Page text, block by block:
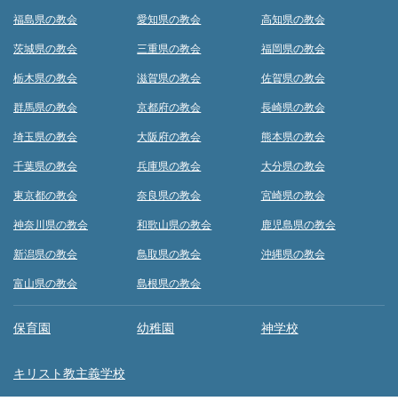
福島県の教会
茨城県の教会
栃木県の教会
群馬県の教会
埼玉県の教会
千葉県の教会
東京都の教会
神奈川県の教会
新潟県の教会
富山県の教会
愛知県の教会
三重県の教会
滋賀県の教会
京都府の教会
大阪府の教会
兵庫県の教会
奈良県の教会
和歌山県の教会
鳥取県の教会
島根県の教会
高知県の教会
福岡県の教会
佐賀県の教会
長崎県の教会
熊本県の教会
大分県の教会
宮崎県の教会
鹿児島県の教会
沖縄県の教会
保育園 幼稚園 神学校
キリスト教主義学校